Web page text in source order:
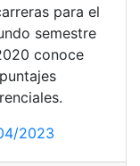
para el
semestre
conoce
2023